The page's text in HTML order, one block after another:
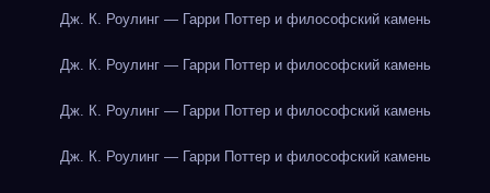
Дж. К. Роулинг — Гарри Поттер и философский камень
Дж. К. Роулинг — Гарри Поттер и философский камень
Дж. К. Роулинг — Гарри Поттер и философский камень
Дж. К. Роулинг — Гарри Поттер и философский камень